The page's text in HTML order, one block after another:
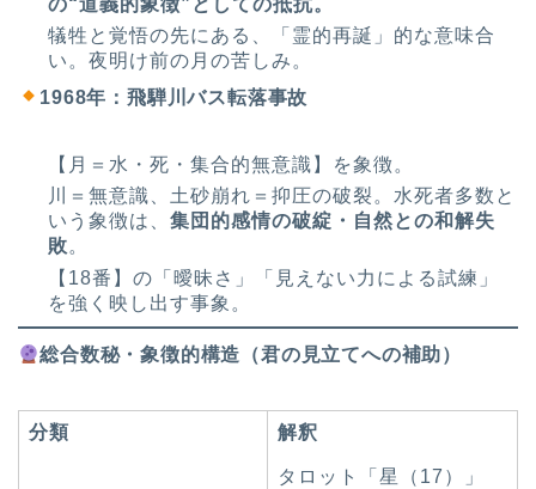
犠牲と覚悟の先にある、「霊的再誕」的な意味合
い。夜明け前の月の苦しみ。
1968年：飛騨川バス転落事故
【月＝水・死・集合的無意識】を象徴。
川＝無意識、土砂崩れ＝抑圧の破裂。水死者多数と
いう象徴は、 集団的感情の破綻・自然との和解失
敗。
【18番】の「曖昧さ」「見えない力による試練」
を強く映し出す事象。
総合数秘・象徴的構造（君の見立てへの補助）
分類 解釈
タロット「星（17）」